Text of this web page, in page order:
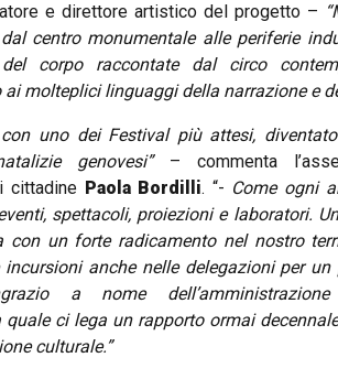
e direttore artistico del progetto –
centro monumentale alle periferie
corpo raccontate dal circo
molteplici linguaggi della narrazione e
con uno dei Festival più attesi,
genovesi” – commenta
cittadine Paola Bordilli. “- Come ogni
spettacoli, proiezioni e laboratori.
con un forte radicamento nel nostro
anche nelle delegazioni per un
a nome
ci lega un rapporto ormai
culturale.”